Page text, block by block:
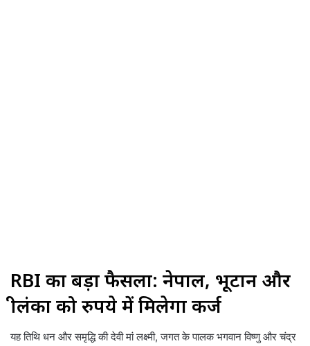
RBI का बड़ा फैसला: नेपाल, भूटान और
श्रीलंका को रुपये में मिलेगा कर्ज
यह तिथि धन और समृद्धि की देवी मां लक्ष्मी, जगत के पालक भगवान विष्णु और चंद्र